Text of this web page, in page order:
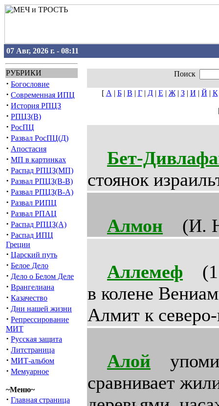
07 Авг, 2026 г. - 08:11
РУБРИКИ
· Богословие
· Современная ИПЦ
· История РПЦЗ
· РПЦЗ(В)
· РосПЦ
· Развал РосПЦ(Д)
· Апостасия
· МП в картинках
· Распад РПЦЗ(МП)
· Развал РПЦЗ(В-В)
· Развал РПЦЗ(В-А)
· Развал РИПЦ
· Развал РПАЦ
· Распад РПЦЗ(А)
· Распад ИПЦ
Греции
· Царский путь
· Белое Дело
· Дело о Белом Деле
· Врангелиана
· Казачество
· Дни нашей жизни
· Репрессирование
МИТ
· Русская защита
· Литстраница
· МИТ-альбом
· Мемуарное
~Меню~
· Главная страница
Поиск
[ А | Б| В | Г| Д| Е | Ж| З| И | Й | К
Бет-
стоянок
Алмон (И.
Аллемеф (1
в колене
Алмит к
Алой
сравнивает